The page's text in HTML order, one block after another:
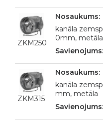
ZKM250
kanāla
0mm, metāla
ZKM315
kanāla
mm, metāla